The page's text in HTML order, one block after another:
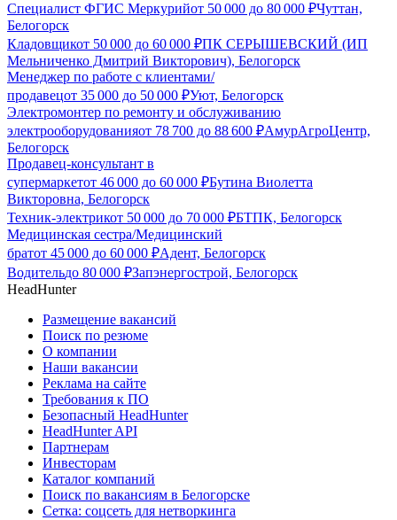
Специалист ФГИС Меркурийот 50 000 до 80 000 ₽Чуттан,
Белогорск
Кладовщикот 50 000 до 60 000 ₽ПК СЕРЫШЕВСКИЙ (ИП
Мельниченко Дмитрий Викторович), Белогорск
Менеджер по работе с клиентами/
продавецот 35 000 до 50 000 ₽Уют, Белогорск
Электромонтер по ремонту и обслуживанию
электрооборудованияот 78 700 до 88 600 ₽АмурАгроЦентр,
Белогорск
Продавец-консультант в
супермаркетот 46 000 до 60 000 ₽Бутина Виолетта
Викторовна, Белогорск
Техник-электрикот 50 000 до 70 000 ₽БТПК, Белогорск
Медицинская сестра/Медицинский
братот 45 000 до 60 000 ₽Адент, Белогорск
Водительдо 80 000 ₽Запэнергострой, Белогорск
HeadHunter
Размещение вакансий
Поиск по резюме
О компании
Наши вакансии
Реклама на сайте
Требования к ПО
Безопасный HeadHunter
HeadHunter API
Партнерам
Инвесторам
Каталог компаний
Поиск по вакансиям в Белогорске
Сетка: соцсеть для нетворкинга